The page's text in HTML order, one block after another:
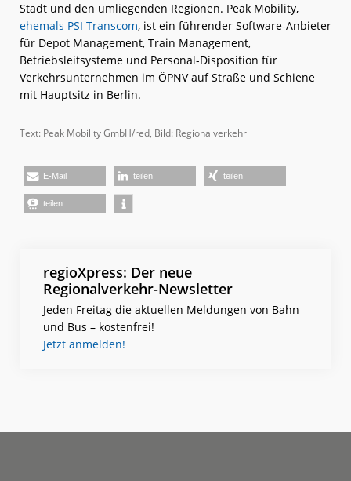
Stadt und den umliegenden Regionen. Peak Mobility,
ehemals PSI Transcom, ist ein führender Software-Anbieter
für Depot Management, Train Management,
Betriebsleitsysteme und Personal-Disposition für
Verkehrsunternehmen im ÖPNV auf Straße und Schiene
mit Hauptsitz in Berlin.
Text: Peak Mobility GmbH/red, Bild: Regionalverkehr
E-Mail teilen teilen
teilen
regioXpress: Der neue
Regionalverkehr-Newsletter
Jeden Freitag die aktuellen Meldungen von Bahn
und Bus – kostenfrei!
Jetzt anmelden!